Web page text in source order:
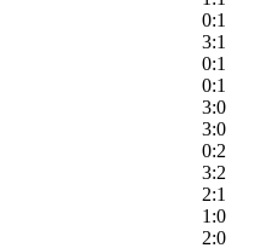
0:1
3:1
0:1
0:1
3:0
3:0
0:2
3:2
2:1
1:0
2:0